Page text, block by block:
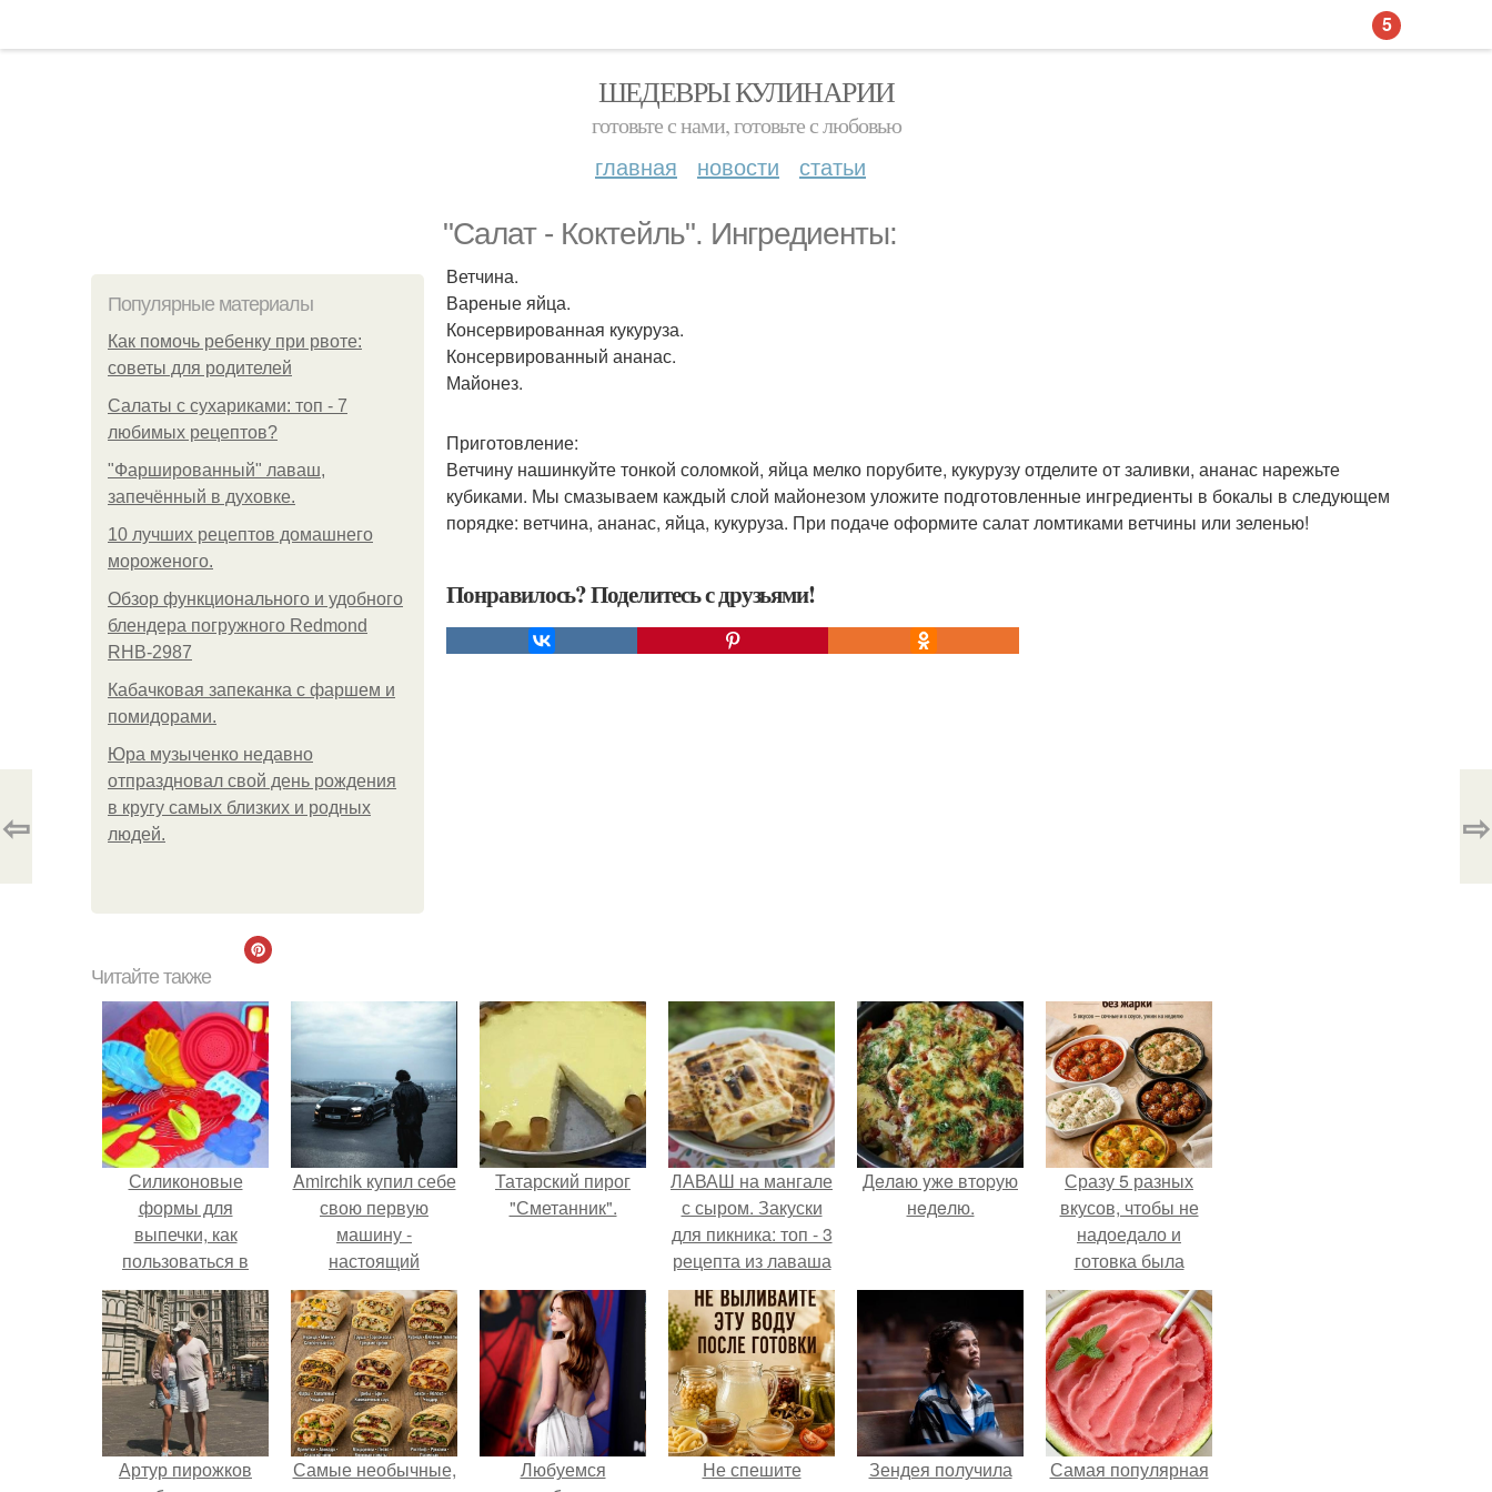
ШЕДЕВРЫ КУЛИНАРИИ
готовьте с нами, готовьте с любовью
главная новости статьи
"Салат - Коктейль". Ингредиенты:
Популярные материалы
Как помочь ребенку при рвоте:
советы для родителей
Салаты с сухариками: топ - 7
любимых рецептов?
"Фаршированный" лаваш,
запечённый в духовке.
10 лучших рецептов домашнего
мороженого.
Обзор функционального и удобного
блендера погружного Redmond
RHB-2987
Кабачковая запеканка с фаршем и
помидорами.
Юра музыченко недавно
отпраздновал свой день рождения
в кругу самых близких и родных
людей.
Ветчина.
Вареные яйца.
Консервированная кукуруза.
Консервированный ананас.
Майонез.
Приготовление:
Ветчину нашинкуйте тонкой соломкой, яйца мелко порубите, кукурузу отделите от заливки, ананас нарежьте
кубиками. Мы смазываем каждый слой майонезом уложите подготовленные ингредиенты в бокалы в следующем
порядке: ветчина, ананас, яйца, кукуруза. При подаче оформите салат ломтиками ветчины или зеленью!
Понравилось? Поделитесь с друзьями!
⇦ ⇨
Читайте также
Силиконовые
формы для
выпечки, как
пользоваться в
духовке. 9 правил
использования
силиконовых
формам для
выпечки.
Amirchik купил себе
свою первую
машину -
настоящий
автомобиль мечты
для многих
автолюбителей.
Татарский пирог
"Сметанник".
ЛАВАШ на мангале
с сыром. Закуски
для пикника: топ - 3
рецепта из лаваша
на мангале на
любой вкус.
Дeлaю yжe втopую
нeдeлю.
Сразу 5 разных
вкусов, чтобы не
надоедало и
готовка была
проще.
Артур пирожков
Самые необычные,
Любуемся
Не спешите
Зендея получила
Самая популярная
5